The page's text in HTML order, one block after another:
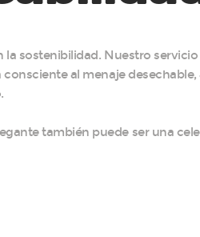
la sostenibilidad. Nuestro
al menaje
también puede ser una